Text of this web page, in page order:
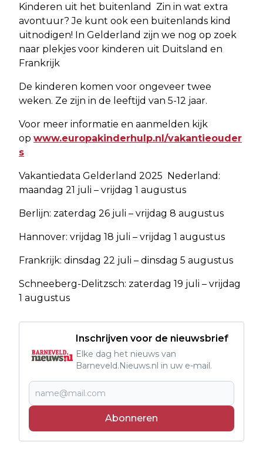
Kinderen uit het buitenland Zin in wat extra
avontuur? Je kunt ook een buitenlands kind
uitnodigen! In Gelderland zijn we nog op zoek
naar plekjes voor kinderen uit Duitsland en
Frankrijk
De kinderen komen voor ongeveer twee
weken. Ze zijn in de leeftijd van 5-12 jaar.
Voor meer informatie en aanmelden kijk
op www.europakinderhulp.nl/vakantieouder
s
Vakantiedata Gelderland 2025 Nederland:
maandag 21 juli – vrijdag 1 augustus
Berlijn: zaterdag 26 juli – vrijdag 8 augustus
Hannover: vrijdag 18 juli – vrijdag 1 augustus
Frankrijk: dinsdag 22 juli – dinsdag 5 augustus
Schneeberg-Delitzsch: zaterdag 19 juli – vrijdag
1 augustus
Inschrijven voor de nieuwsbrief
Elke dag het nieuws van
Barneveld.Nieuws.nl in uw e-mail.
Abonneren